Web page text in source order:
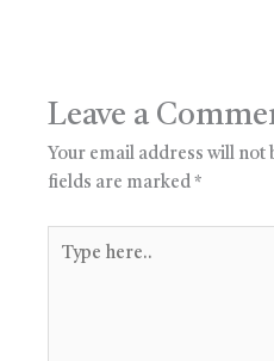
Leave a
Your email address will not
fields are marked *
here..